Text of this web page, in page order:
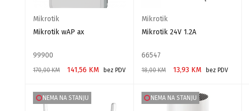
Mikrotik
Mikrotik wAP ax
99900
170,00KM 141,56 KM
bez PDV
Mikrotik
Mikrotik 24V 1.2A
66547
18,00KM 13,93 KM
bez PDV
NEMA NA STANJU
NEMA NA STANJU